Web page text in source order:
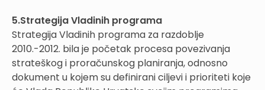
5.Strategija Vladinih programa
Strategija Vladinih programa za razdoblje
2010.-2012. bila je početak procesa povezivanja
strateškog i proračunskog planiranja, odnosno
dokument u kojem su definirani ciljevi i prioriteti koje